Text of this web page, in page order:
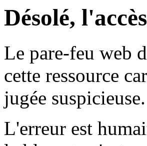
Désolé,
Le pare-feu web
cette ressource
jugée suspicieuse.
L'erreur est